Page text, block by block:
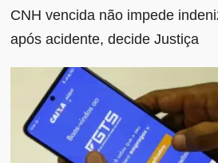
CNH vencida não impede
após acidente, decide Justiça